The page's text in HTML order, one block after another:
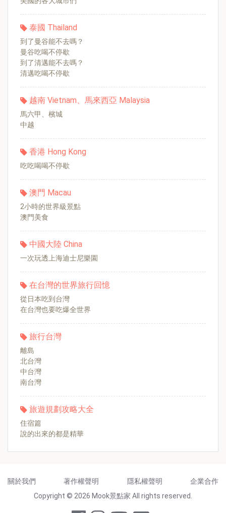
泰國 Thailand
到了曼谷能不去嗎？
曼谷吃喝不停歇
到了清邁能不去嗎？
清邁吃喝不停歇
越南 Vietnam、馬來西亞 Malaysia
馬六甲、檳城
中越
香港 Hong Kong
吃吃喝喝不停歇
澳門 Macau
2小時的世界級景點
澳門美食
中國大陸 China
一次玩透上海迪士尼樂園
在台灣的世界旅行回憶
從日本吃到台灣
在台灣也要吃爆全世界
旅行台灣
離島
北台灣
中台灣
南台灣
旅遊規劃攻略大全
住宿篇
說的出來的都是精華
關於我們 著作權聲明 隱私權聲明
企業合作
Copyright © 2026 Mook景點家 All rights reserved.